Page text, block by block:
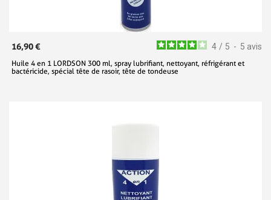
4 / 5 - 5 avis
16,90 €
Huile 4 en 1 LORDSON 300 ml, spray lubrifiant, nettoyant, réfrigérant et
bactéricide, spécial tête de rasoir, tête de tondeuse